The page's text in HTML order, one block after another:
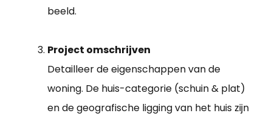
beeld.
Project omschrijven
Detailleer de eigenschappen van de
woning. De huis-categorie (schuin & plat)
en de geografische ligging van het huis zijn